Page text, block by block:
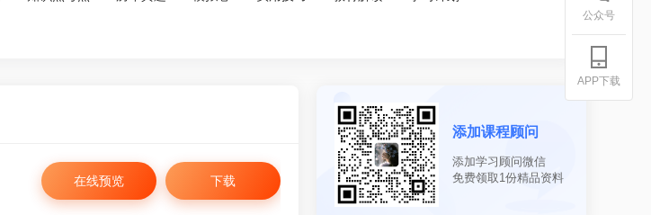
下载
在线预览
添加课程顾问
添加学习顾问微信
免费领取1份精品资料
公众号
APP下载